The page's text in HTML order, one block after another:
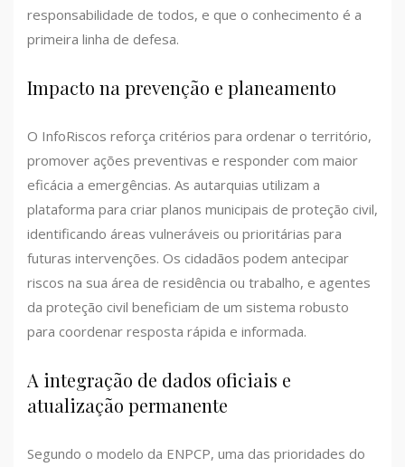
responsabilidade de todos, e que o conhecimento é a
primeira linha de defesa.
Impacto na prevenção e planeamento
O InfoRiscos reforça critérios para ordenar o território,
promover ações preventivas e responder com maior
eficácia a emergências. As autarquias utilizam a
plataforma para criar planos municipais de proteção civil,
identificando áreas vulneráveis ou prioritárias para
futuras intervenções. Os cidadãos podem antecipar
riscos na sua área de residência ou trabalho, e agentes
da proteção civil beneficiam de um sistema robusto
para coordenar resposta rápida e informada.
A integração de dados oficiais e
atualização permanente
Segundo o modelo da ENPCP, uma das prioridades do